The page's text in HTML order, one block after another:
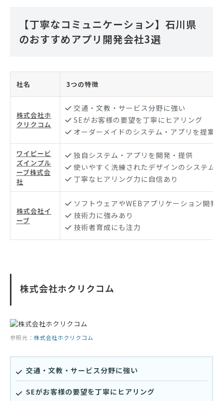
【丁寧なコミュニケーション】石川県
のおすすめアプリ開発会社3選
社名 3つの特徴
株式会社ホ
クリクコム
交通・文教・サービス分野に強い
SEがお客様の要望を丁寧にヒアリング
オーダーメイドのシステム・アプリを提案
ワイピービ
ズインプル
ーブ株式会
社
独自システム・アプリを開発・提供
使いやすく洗練されたデザインのシステム
丁寧なヒアリング力に自信あり
株式会社イ
ーブ
ソフトウェアやWEBアプリケーション開発
技術力に強みあり
技術者育成にも注力
株式会社ホクリクコム
参照元： 株式会社ホクリクコム
交通・文教・サービス分野に強い
SEがお客様の要望を丁寧にヒアリング